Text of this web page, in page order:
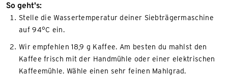
So geht's:
Stelle die Wassertemperatur deiner Siebträgermaschine
auf 94°C ein.
Wir empfehlen 18,9 g Kaffee. Am besten du mahlst den
Kaffee frisch mit der Handmühle oder einer elektrischen
Kaffeemühle. Wähle einen sehr feinen Mahlgrad.